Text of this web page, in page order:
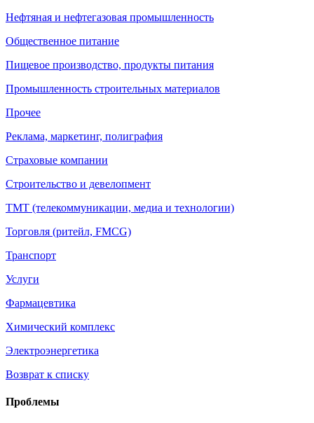
Нефтяная и нефтегазовая промышленность
Общественное питание
Пищевое производство, продукты питания
Промышленность строительных материалов
Прочее
Реклама, маркетинг, полиграфия
Страховые компании
Строительство и девелопмент
ТМТ (телекоммуникации, медиа и технологии)
Торговля (ритейл, FMCG)
Транспорт
Услуги
Фармацевтика
Химический комплекс
Электроэнергетика
Возврат к списку
Проблемы